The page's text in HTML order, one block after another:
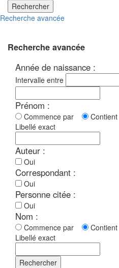
Rechercher
Recherche avancée
Recherche avancée
Année de naissance :
Intervalle entre
Prénom :
Commence par Contient
Libellé exact
Auteur :
Oui
Correspondant :
Oui
Personne citée :
Oui
Nom :
Commence par Contient
Libellé exact
Rechercher